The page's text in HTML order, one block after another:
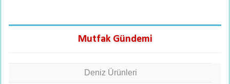
Mutfak Gündemi
Deniz Ürünleri